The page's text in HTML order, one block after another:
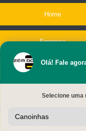
Home
Empresa
Serviços
Olá! Fale
Selecione uma